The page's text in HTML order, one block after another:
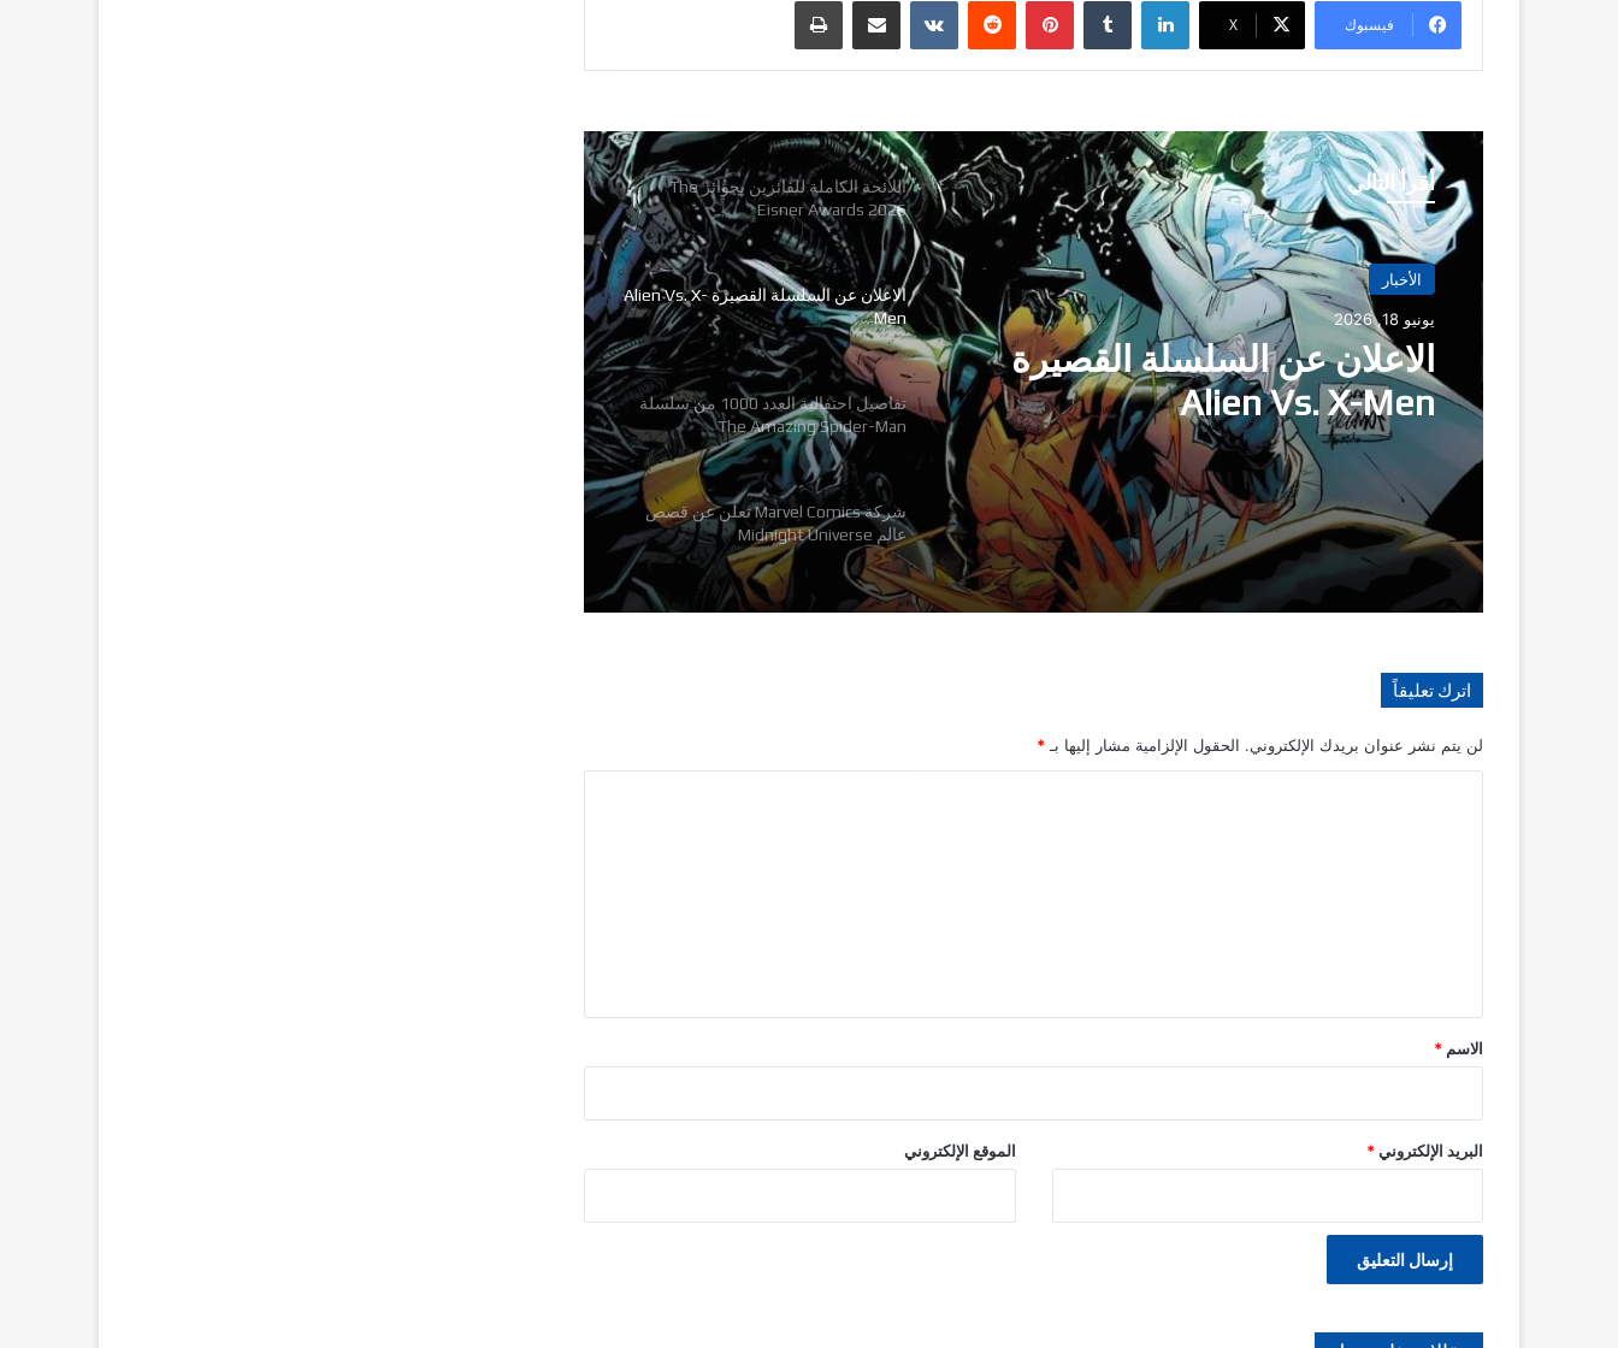
فيسبوك ‫X
أقرأ التالي
يونيو 18, 2026
الاعلان عن السلسلة القصيرة
Alien Vs. X-Men
الأخبار
تفاصيل احتفالية العدد 1000 من
سلسلة The Amazing Spider-
Man
Remender و Steve Epting
الاعلان عن السلسلة القصيرة Alien Vs. X-
Men
تفاصيل احتفالية العدد 1000 من سلسلة
The Amazing Spider-Man
شركة Marvel Comics تعلن عن قصص
عالم Midnight Universe
رعب وجريمة وفوضى في سلسلة
Hammerfist الجديدة من Rick
Remender و Steve Epting
اترك تعليقاً
لن يتم نشر عنوان بريدك الإلكتروني. الحقول الإلزامية مشار إليها بـ *
*
الاسم *
البريد الإلكتروني * الموقع الإلكتروني